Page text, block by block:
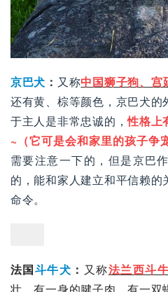
京巴犬 ： 又称中国狮子狗、宫
还有黄、棕等颜色，京巴犬
于主人是非常忠诚的，性格上
~（它可是会和家里的孩子争
需要注意一下的，但是京巴
的，能和家人建立和平信赖
命令。
法国斗牛犬 ： 又称法兰西斗